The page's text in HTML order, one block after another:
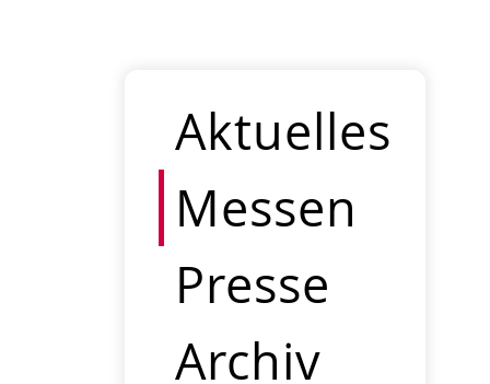
Aktuelles
Messen
Presse
Archiv